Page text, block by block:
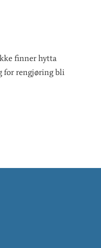
finner hytta
for rengjøring bli